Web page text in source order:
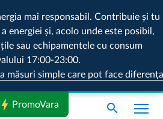
mai responsabil. Contribuie și tu
energiei și, acolo unde este posibil,
sau echipamentele cu consum
17:00-23:00.
măsuri simple care pot face diferența
search
bolt PromoVara